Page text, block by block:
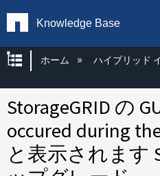
Knowledge Base
グローバル階層を
ホーム ハイブリッド
StorageGRID の
occured during
と表示されます